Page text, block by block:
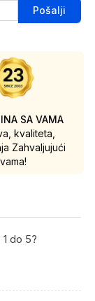
Pošalji
SA VAMA
kvaliteta,
Zahvaljujući
vama!
do 5?